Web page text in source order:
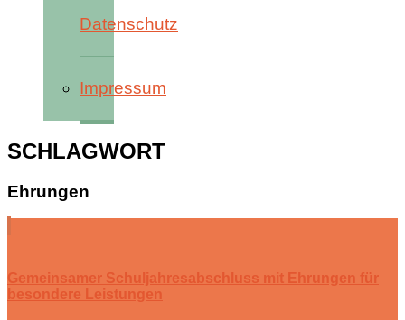
Datenschutz
Impressum
SCHLAGWORT
Ehrungen
Gemeinsamer Schuljahresabschluss mit Ehrungen für
besondere Leistungen